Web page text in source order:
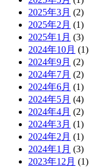
2025年3月 (2)
2025年2月 (1)
2025年1月 (3)
2024年10月 (1)
2024年9月 (2)
2024年7月 (2)
2024年6月 (1)
2024年5月 (4)
2024年4月 (2)
2024年3月 (1)
2024年2月 (1)
2024年1月 (3)
2023年12月 (1)